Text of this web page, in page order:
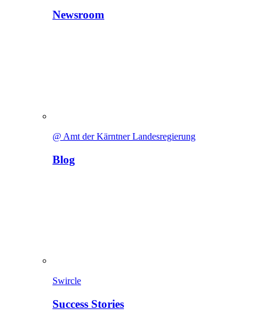
Newsroom
@ Amt der Kärntner Landesregierung
Blog
Swircle
Success Stories